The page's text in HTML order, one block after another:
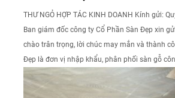
THƯ NGỎ HỢP TÁC KINH DOANH Kính gửi:
Ban giám đốc công ty Cổ Phần Sàn Đẹp xin
chào trân trọng, lời chúc may mắn và thành
Đẹp là đơn vị nhập khẩu, phân phối sàn gỗ